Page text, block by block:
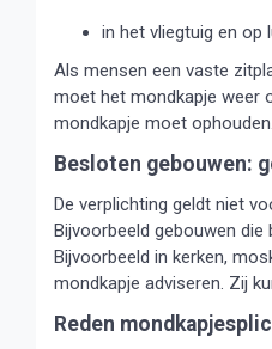
in het vliegtuig en op
Als mensen een vaste
moet het mondkapje weer
mondkapje moet ophouden.
Besloten gebouwen:
De verplichting geldt niet
Bijvoorbeeld gebouwen
Bijvoorbeeld in kerken,
mondkapje adviseren. Zij
Reden